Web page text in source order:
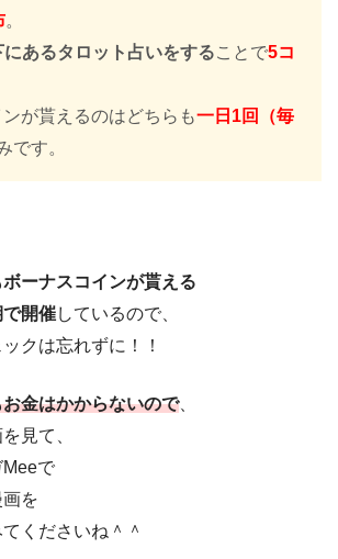
。
あるタロット占いをすることで5コ
が貰えるのはどちらも一日1回（毎
です。
ーナスコインが貰える
開催しているので、
クは忘れずに！！
金はかからないので、
見て、
で
を
くださいね＾＾